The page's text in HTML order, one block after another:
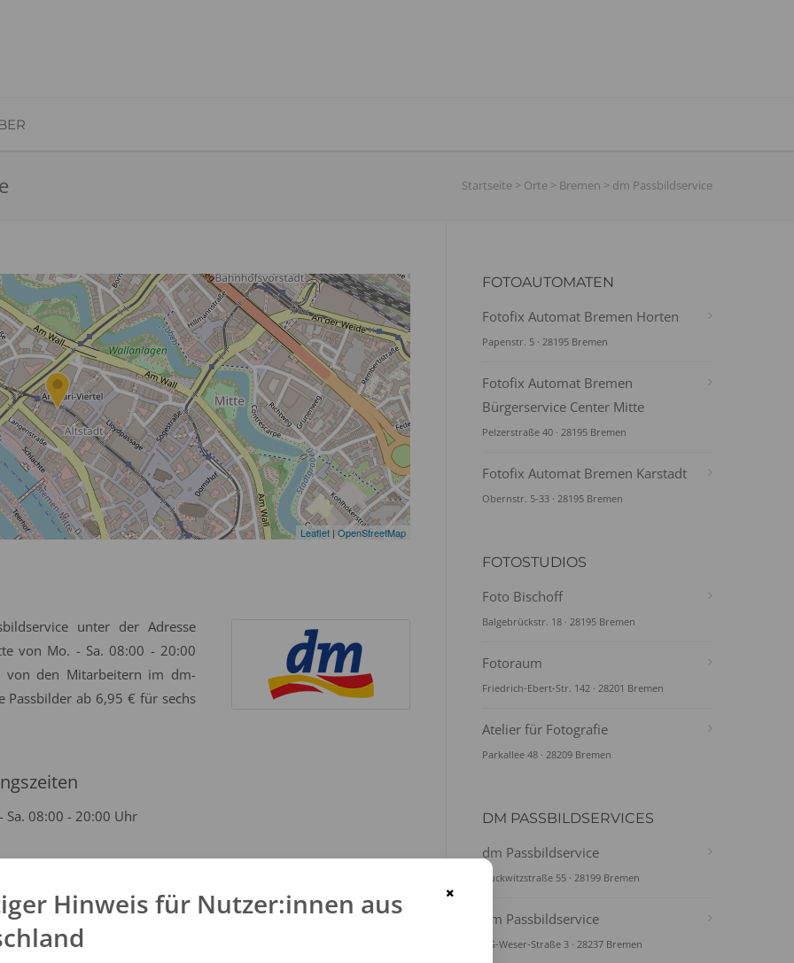
Startseite > Orte > Bremen > dm Passbildservice
Leaflet | OpenStreetMap
unter der Adresse
von Mo. - Sa. 08:00 - 20:00
von den Mitarbeitern im dm-
ab 6,95 € für sechs
Sa. 08:00 - 20:00 Uhr
- 16899256
FOTOAUTOMATEN
Fotofix Automat Bremen Horten
Papenstr. 5 · 28195 Bremen
Fotofix Automat Bremen
Bürgerservice Center Mitte
Pelzerstraße 40 · 28195 Bremen
Fotofix Automat Bremen Karstadt
Obernstr. 5-33 · 28195 Bremen
FOTOSTUDIOS
Foto Bischoff
Balgebrückstr. 18 · 28195 Bremen
Fotoraum
Friedrich-Ebert-Str. 142 · 28201 Bremen
Atelier für Fotografie
Parkallee 48 · 28209 Bremen
DM PASSBILDSERVICES
dm Passbildservice
Duckwitzstraße 55 · 28199 Bremen
dm Passbildservice
AG-Weser-Straße 3 · 28237 Bremen
×
Hinweis für Nutzer:innen aus